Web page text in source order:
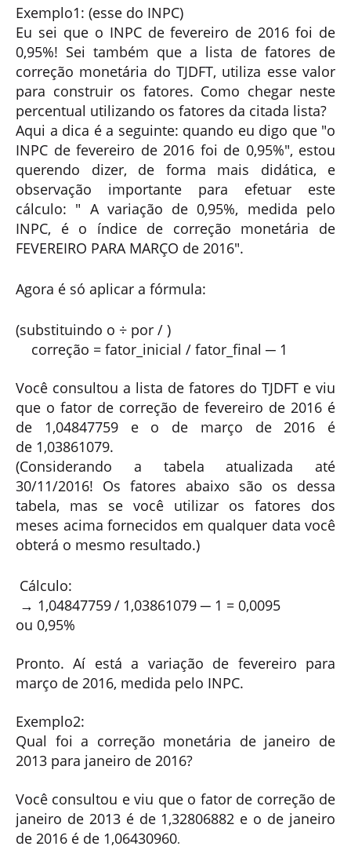
Exemplo1: (esse do INPC)
Eu sei que o INPC de fevereiro de 2016 foi de
0,95%! Sei também que a lista de fatores de
correção monetária do TJDFT, utiliza esse valor
para construir os fatores. Como chegar neste
percentual utilizando os fatores da citada lista?
Aqui a dica é a seguinte: quando eu digo que "o
INPC de fevereiro de 2016 foi de 0,95%", estou
querendo dizer, de forma mais didática, e
observação importante para efetuar este
cálculo: " A variação de 0,95%, medida pelo
INPC, é o índice de correção monetária de
FEVEREIRO PARA MARÇO de 2016".
Agora é só aplicar a fórmula:
(substituindo o ÷ por / )
correção = fator_ inicial / fator_ final ─ 1
Você consultou a lista de fatores do TJDFT e viu
que o fator de correção de fevereiro de 2016 é
de 1,04847759e o de março de 2016 é
de 1,03861079.
(Considerando a tabela atualizada até
30/11/2016! Os fatores abaixo são os dessa
tabela, mas se você utilizar os fatores dos
meses acima fornecidos em qualquer data você
obterá o mesmo resultado.)
Cálculo:
→ 1,04847759/ 1,03861079 ─ 1 = 0,0095
ou 0,95%
Pronto. Aí está a variação de fevereiro para
março de 2016, medida pelo INPC.
Exemplo2:
Qual foi a correção monetária de janeiro de
2013 para janeiro de 2016?
Você consultou e viu que o fator de correção de
janeiro de 2013 é de 1,32806882 e o de janeiro
de 2016 é de 1,06430960.